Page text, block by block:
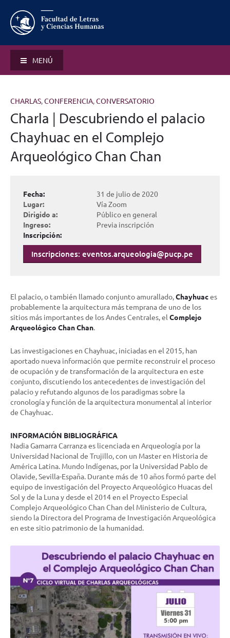
MENÚ
CHARLAS,CONFERENCIA,CONVERSATORIO
Charla | Descubriendo el palacio
Chayhuac en el Complejo
Arqueológico Chan Chan
Fecha:
31 de julio de 2020
Lugar:
Vía Zoom
Dirigido a:
Público en general
Ingreso:
Previa inscripción
Inscripción:
Inscripciones: eventos.arqueologia@pucp.pe
El palacio, o también llamado conjunto amurallado,Chayhuaces
probablemente la arquitectura más temprana de uno de los
sitios más importantes de los Andes Centrales, el Complejo
Arqueológico Chan Chan.
Las investigaciones en Chayhuac, iniciadas en el 2015, han
aportado nueva información que permite reconstruir el proceso
de ocupación y de transformación de la arquitectura en este
conjunto, discutiendo los antecedentes de investigación del
palacio y refutando algunos de los paradigmas sobre la
cronología y función de la arquitectura monumental al interior
de Chayhuac.
INFORMACIÓN BIBLIOGRÁFICA
Nadia Gamarra Carranza es licenciada en Arqueología por la
Universidad Nacional de Trujillo, con un Master en Historia de
América Latina. Mundo Indígenas, por la Universidad Pablo de
Olavide, Sevilla-España. Durante más de 10 años formó parte del
equipo de investigación del Proyecto Arqueológico Huacas del
Sol y de la Luna y desde el 2014 en el Proyecto Especial
Complejo Arqueológico Chan Chan del Ministerio de Cultura,
siendo la Directora del Programa de Investigación Arqueológica
en este sitio patrimonio de la humanidad.